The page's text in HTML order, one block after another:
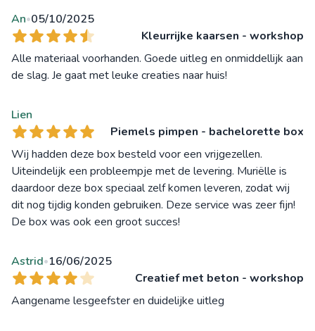
An•05/10/2025
Kleurrijke kaarsen - workshop
Alle materiaal voorhanden. Goede uitleg en onmiddellijk aan
de slag. Je gaat met leuke creaties naar huis!
Lien
Piemels pimpen - bachelorette box
Wij hadden deze box besteld voor een vrijgezellen.
Uiteindelijk een probleempje met de levering. Muriëlle is
daardoor deze box speciaal zelf komen leveren, zodat wij
dit nog tijdig konden gebruiken. Deze service was zeer fijn!
De box was ook een groot succes!
Astrid•16/06/2025
Creatief met beton - workshop
Aangename lesgeefster en duidelijke uitleg